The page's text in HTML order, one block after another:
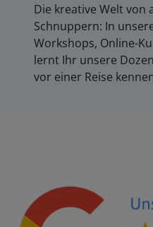
Die kreative Welt von
Schnuppern: In
Workshops, Online-
lernt Ihr unsere
vor einer Reise